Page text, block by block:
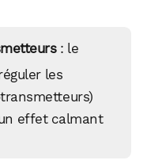
: le
les
effet calmant